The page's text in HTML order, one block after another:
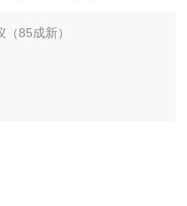
85成新）